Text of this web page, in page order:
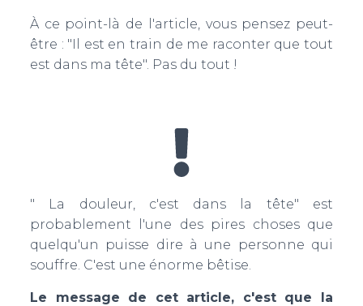
À ce point-là de l'article, vous pensez peut-
être : "Il est en train de me raconter que tout
est dans ma tête". Pas du tout !
" La douleur, c'est dans la tête" est
probablement l'une des pires choses que
quelqu'un puisse dire à une personne qui
souffre. C'est une énorme bêtise.
Le message de cet article, c'est que la